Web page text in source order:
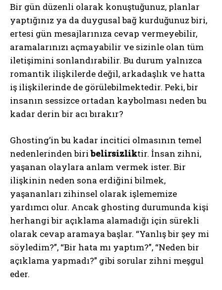
Bir gün düzenli olarak konuştuğunuz, planlar
yaptığınız ya da duygusal bağ kurduğunuz biri,
ertesi gün mesajlarınıza cevap vermeyebilir,
aramalarınızı açmayabilir ve sizinle olan tüm
iletişimini sonlandırabilir. Bu durum yalnızca
romantik ilişkilerde değil, arkadaşlık ve hatta
iş ilişkilerinde de görülebilmektedir. Peki, bir
insanın sessizce ortadan kaybolması neden bu
kadar derin bir acı bırakır?
Ghosting’in bu kadar incitici olmasının temel
nedenlerinden biribelirsizliktir. İnsan zihni,
yaşanan olaylara anlam vermek ister. Bir
ilişkinin neden sona erdiğini bilmek,
yaşananları zihinsel olarak işlememize
yardımcı olur. Ancak ghosting durumunda kişi
herhangi bir açıklama alamadığı için sürekli
olarak cevap aramaya başlar. “Yanlış bir şey mi
söyledim?”, “Bir hata mı yaptım?”, “Neden bir
açıklama yapmadı?” gibi sorular zihni meşgul
eder.